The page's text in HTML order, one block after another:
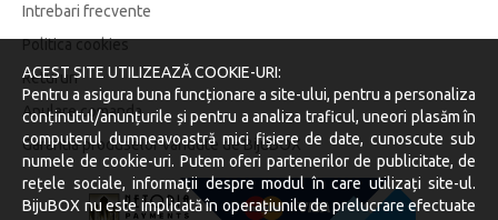
Intrebari frecvente
Politica cookies
Retururi
Anulare comanda
Garantia produselor vandute de BijuBOX
ACEST SITE UTILIZEAZĂ COOKIE-URI:
Pentru a asigura buna funcționare a site-ului, pentru a personaliza
conținutul/anunțurile și pentru a analiza traficul, uneori plasăm în
computerul dumneavoastră mici fișiere de date, cunoscute sub
numele de cookie-uri. Putem oferi partenerilor de publicitate, de
rețele sociale, informații despre modul în care utilizați site-ul.
BijuBOX nu este implicată în operațiunile de prelucrare efectuate